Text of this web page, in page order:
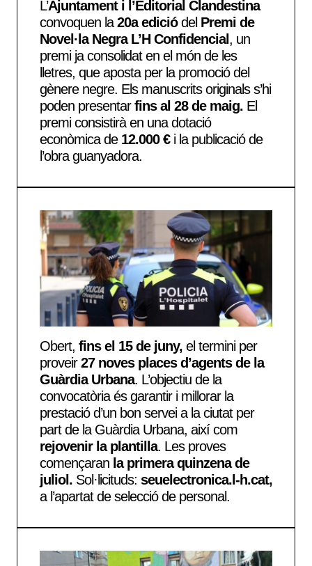
L’Ajuntament i l’Editorial Clandestina
convoquen la20a ediciódel Premi de
Novel·la Negra L’H Confidencial , un
premi ja consolidat en el món de les
lletres, que aposta per la promoció del
gènere negre. Els manuscrits originals s’hi
poden presentarfins al 28 de maig. El
premi consistirà en una dotació
econòmica de12.000 € i la publicació de
l’obra guanyadora.
Obert, fins el 15 de juny, el termini per
proveir27 noves places d’agents de la
Guàrdia Urbana. L’objectiu de la
convocatòria és garantir i millorar la
prestació d’un bon servei a la ciutat per
part de la Guàrdia Urbana, així com
rejovenir la plantilla. Les proves
començaran la primera quinzena de
juliol. Sol·licituds: seuelectronica.l-h.cat,
a l’apartat de selecció de personal.